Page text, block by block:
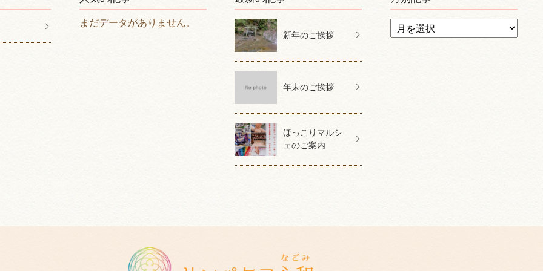
まだデータがありません。
新年のご挨拶
年末のご挨拶
ほっこりマルシ
ェのご案内